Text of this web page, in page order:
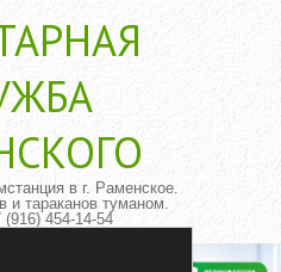
в г. Раменское.
и тараканов туманом.
454-14-54